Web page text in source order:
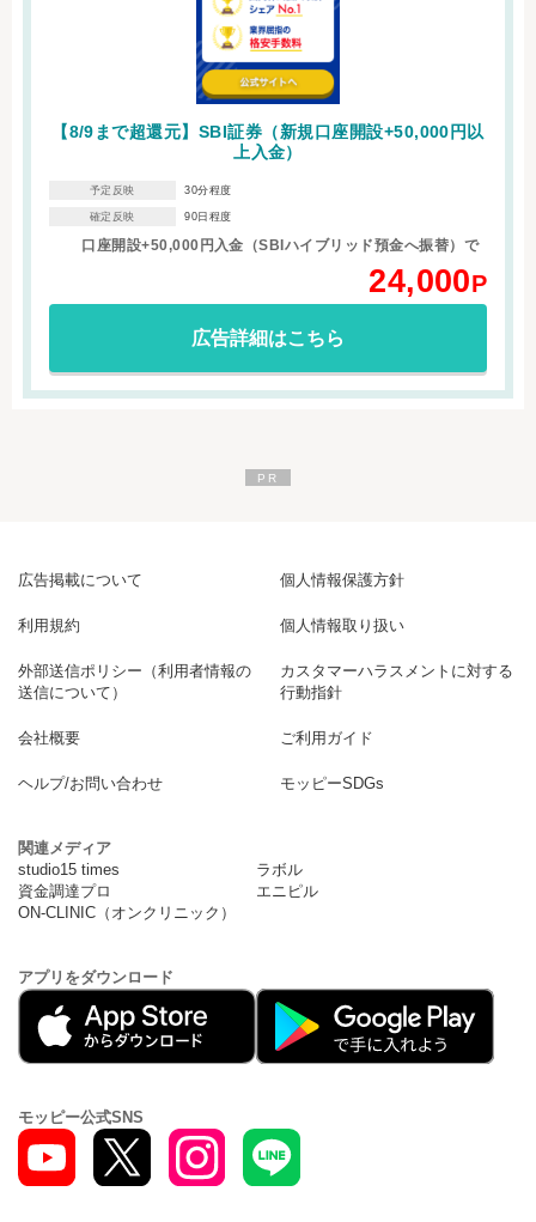
【8/9まで超還元】SBI証券（新規口座開設+50,000円以
上入金）
予定反映 30分程度
確定反映 90日程度
口座開設+50,000円入金（SBIハイブリッド預金へ振替）で
24,000P
広告詳細はこちら
広告掲載について 個人情報保護方針
利用規約 個人情報取り扱い
外部送信ポリシー（利用者情報の
送信について）
カスタマーハラスメントに対する
行動指針
会社概要 ご利用ガイド
ヘルプ/お問い合わせ モッピーSDGs
関連メディア
studio15 times
ラボル
資金調達プロ
エニピル
ON-CLINIC（オンクリニック）
アプリをダウンロード
モッピー公式SNS